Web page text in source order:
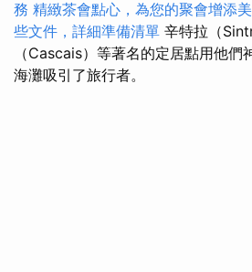
務 精緻茶會點心，為您的聚會增添
些文件，詳細準備清單 辛特拉（
（Cascais）等著名的定居點用他們
海灘吸引了旅行者。